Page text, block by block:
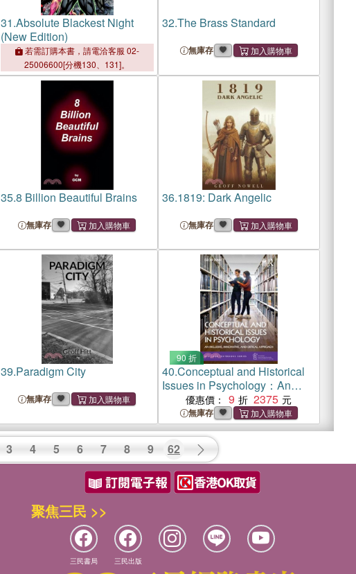
31.Absolute Blackest Night
(New Edition)
若需訂購本書，請電洽客服 02-
25006600[分機130、131]。
32.The Brass Standard
無庫存
35.8 Billion Beautiful Brains
無庫存
36.1819: Dark Angelic
無庫存
39.Paradigm City
無庫存
90 折
40.Conceptual and Historical
Issues in Psychology：An
Inclusive, Innovative and
Critical Approach
優惠價： 9 2375
無庫存
3 4 5 6 7 8 9 62
聚焦三民 >>
三民書局 三民出版